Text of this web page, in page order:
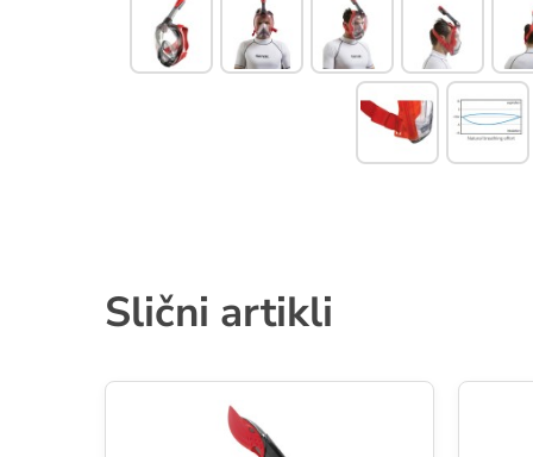
Slični artikli